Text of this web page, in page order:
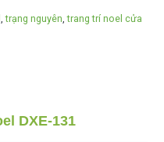
,trạng nguyên ,trang trí noel cửa
DXE-131